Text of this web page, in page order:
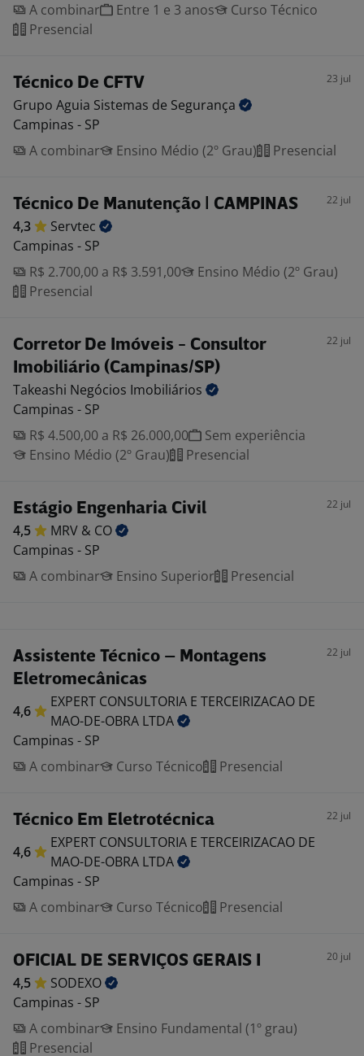
A combinar
Entre 1 e 3 anos
Curso Técnico
Presencial
Técnico De CFTV 23 jul
Grupo Aguia Sistemas de Segurança
Campinas - SP
A combinar
Ensino Médio (2º Grau) Presencial
Técnico De Manutenção | CAMPINAS 22 jul
4,3
Servtec
Campinas - SP
R$ 2.700,00 a R$ 3.591,00
Ensino Médio (2º Grau)
Presencial
Corretor De Imóveis - Consultor
Imobiliário (Campinas/SP)
22 jul
Takeashi Negócios Imobiliários
Campinas - SP
R$ 4.500,00 a R$ 26.000,00
Sem experiência
Ensino Médio (2º Grau)
Presencial
Estágio Engenharia Civil 22 jul
4,5 MRV & CO
Campinas - SP
A combinar
Ensino Superior Presencial
Assistente Técnico – Montagens
Eletromecânicas
22 jul
4,6
EXPERT CONSULTORIA E TERCEIRIZACAO DE
MAO-DE-OBRA LTDA
Campinas - SP
A combinar
Curso Técnico Presencial
Técnico Em Eletrotécnica 22 jul
4,6
EXPERT CONSULTORIA E TERCEIRIZACAO DE
MAO-DE-OBRA LTDA
Campinas - SP
A combinar
Curso Técnico Presencial
OFICIAL DE SERVIÇOS GERAIS I 20 jul
4,5
SODEXO
Campinas - SP
A combinar
Ensino Fundamental (1º grau)
Presencial